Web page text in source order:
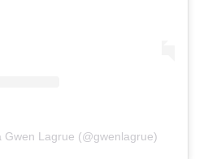
Gwen Lagrue (@gwenlagrue)